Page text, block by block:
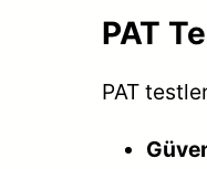
PAT
PAT